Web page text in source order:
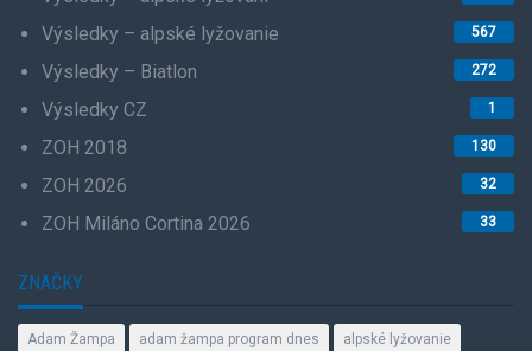
Výsledky – alpské lyžovanie 567
Výsledky – Biatlon 272
Výsledky CZ 1
ZOH 2018 130
ZOH 2026 32
ZOH Miláno Cortina 2026 33
ZNAČKY
Adam Žampa adam žampa program dnes alpské lyžovanie